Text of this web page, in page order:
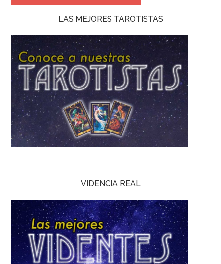
LAS MEJORES TAROTISTAS
VIDENCIA REAL